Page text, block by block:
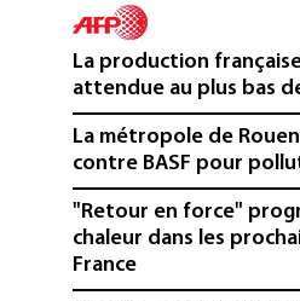
La production
attendue au plus bas
La métropole de
contre BASF pour
"Retour en force"
chaleur dans les
France